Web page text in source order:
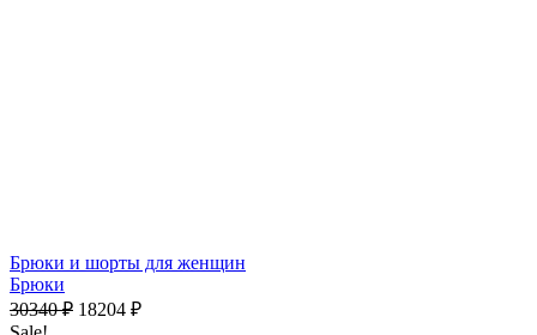
Брюки и шорты для женщин
Брюки
30340₽ 18204 ₽